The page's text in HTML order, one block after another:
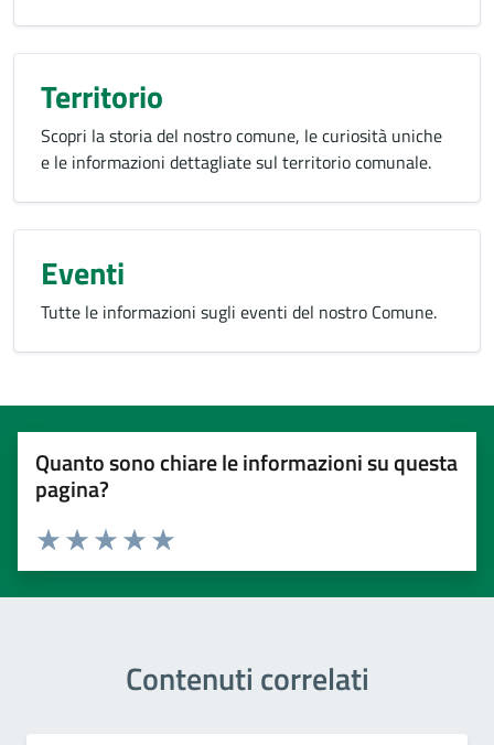
Territorio
Scopri la storia del nostro comune, le curiosità uniche
e le informazioni dettagliate sul territorio comunale.
Eventi
Tutte le informazioni sugli eventi del nostro Comune.
Quanto sono chiare le informazioni su questa
pagina?
Valuta 5 stelle su 5
Valuta 4 stelle su 5
Valuta 3 stelle su 5
Valuta 2 stelle su 5
Valuta 1 stelle su 5
Contenuti correlati